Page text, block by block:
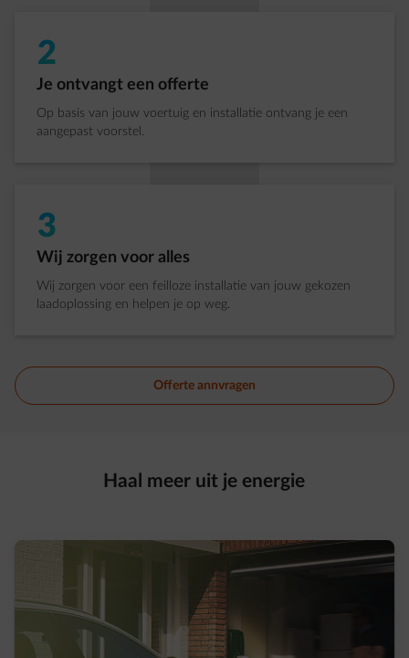
2
Stap 2 van 3:
Je ontvangt een offerte
Op basis van jouw voertuig en installatie ontvang je een
aangepast voorstel.
3
Stap 3 van 3:
Wij zorgen voor alles
Wij zorgen voor een feilloze installatie van jouw gekozen
laadoplossing en helpen je op weg.
Offerte annvragen
Haal meer uit je energie